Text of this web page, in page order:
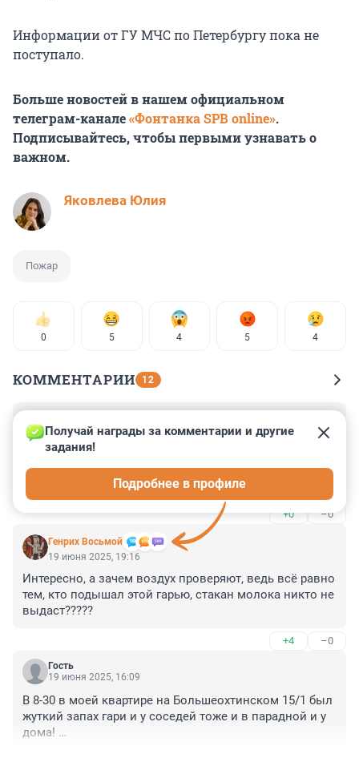
Информации от ГУ МЧС по Петербургу пока не
поступало.
Больше новостей в нашем официальном
телеграм-канале«Фонтанка SPB online».
Подписывайтесь, чтобы первыми узнавать о
важном.
Яковлева Юлия
Пожар
0 5 4 5 4
КОММЕНТАРИИ 12
19 июня 2025, 19:40
Что за ложь в заголовке? По факте НЕ РАССКАЗАЛИ
что конкретно горело. То, что это "производственное
здание" и так понятно.
+0 –0
Генрих Восьмой
Получай награды за комментарии и другие
задания!
Подробнее в профиле
19 июня 2025, 19:16
Интересно, а зачем воздух проверяют, ведь всё равно
тем, кто подышал этой гарью, стакан молока никто не
выдаст?????
+4 –0
Гость
19 июня 2025, 16:09
В 8-30 в моей квартире на Большеохтинском 15/1 был
жуткий запах гари и у соседей тоже и в парадной и у
дома!